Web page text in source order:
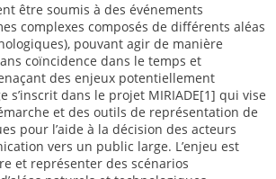
être soumis à des événements
complexes composés de différents aléas
pouvant agir de manière
coïncidence dans le temps et
des enjeux potentiellement
s’inscrit dans le projet MIRIADE[1] qui vise
et des outils de représentation de
pour l’aide à la décision des acteurs
vers un public large. L’enjeu est
et représenter des scénarios